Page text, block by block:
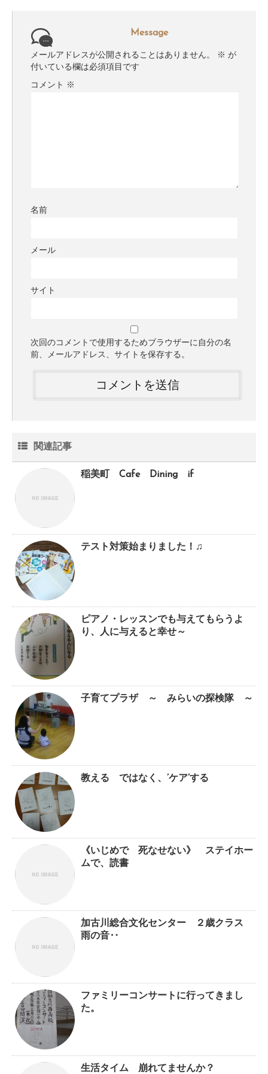
Message
メールアドレスが公開されることはありません。 ※ が
付いている欄は必須項目です
コメント ※
名前
メール
サイト
次回のコメントで使用するためブラウザーに自分の名
前、メールアドレス、サイトを保存する。
関連記事
稲美町 Cafe Dining if
テスト対策始まりました！♫
ピアノ・レッスンでも与えてもらうよ
り、人に与えると幸せ～
子育てプラザ ～ みらいの探検隊 ～
教える ではなく、’ケア’する
《いじめで 死なせない》 ステイホー
ムで、読書
加古川総合文化センター ２歳クラス
雨の音‥
ファミリーコンサートに行ってきまし
た。
生活タイム 崩れてませんか？